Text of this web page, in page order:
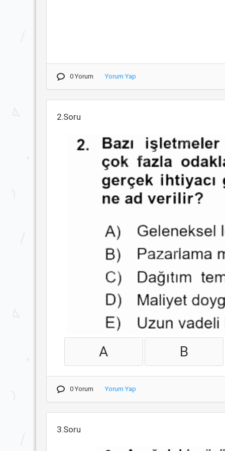
0 Yorum Yorum Yap
2.Soru
A B
0 Yorum Yorum Yap
3.Soru